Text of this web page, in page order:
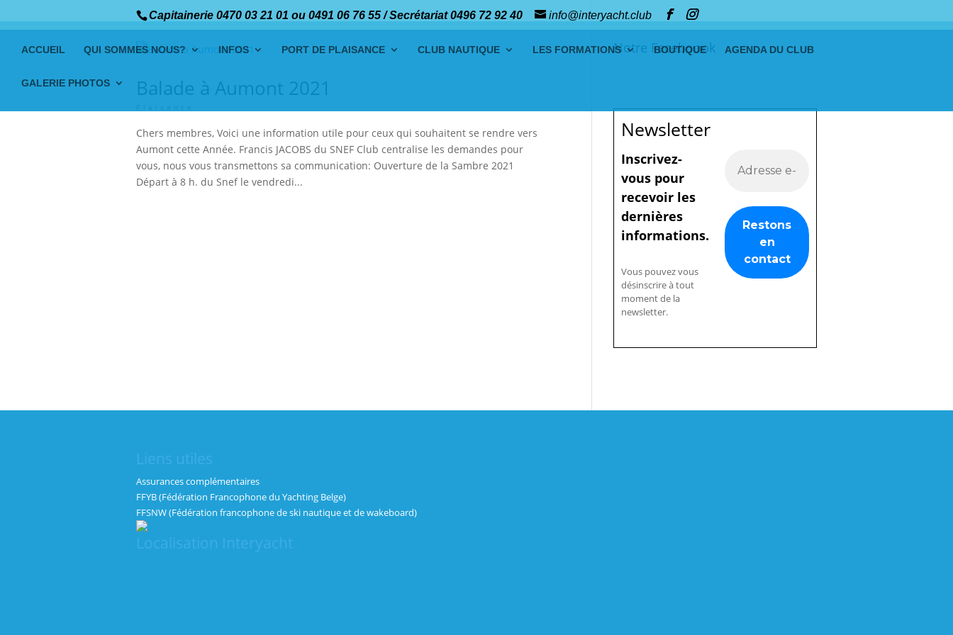
Capitainerie 0470 03 21 01 ou 0491 06 76 55 / Secrétariat 0496 72 92 40 info@interyacht.club
ACCUEIL QUI SOMMES NOUS? INFOS PORT DE PLAISANCE CLUB NAUTIQUE LES FORMATIONS BOUTIQUE AGENDA DU CLUB
GALERIE PHOTOS Balade à Aumont 2021
Chers membres, Voici une information utile pour ceux qui souhaitent se rendre vers
Aumont cette Année. Francis JACOBS du SNEF Club centralise les demandes pour
vous, nous vous transmettons sa communication: Ouverture de la Sambre 2021
Départ à 8 h. du Snef le vendredi...
Notre Faceboook
Newsletter
Inscrivez-
vous pour
recevoir les
dernières
informations.
Vous pouvez vous
désinscrire à tout
moment de la
newsletter.
Liens utiles
Assurances complémentaires
FFYB (Fédération Francophone du Yachting Belge)
FFSNW (Fédération francophone de ski nautique et de wakeboard)
Localisation Interyacht